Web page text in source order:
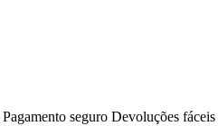
Pagamento seguro Devoluções fáceis